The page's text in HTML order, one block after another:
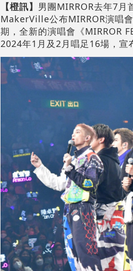
【橙訊】 男團MIRROR去年7月
MakerVille公布MIRROR演唱
期，全新的演唱會《MIRROR
2024年1月及2月唱足16場，宣